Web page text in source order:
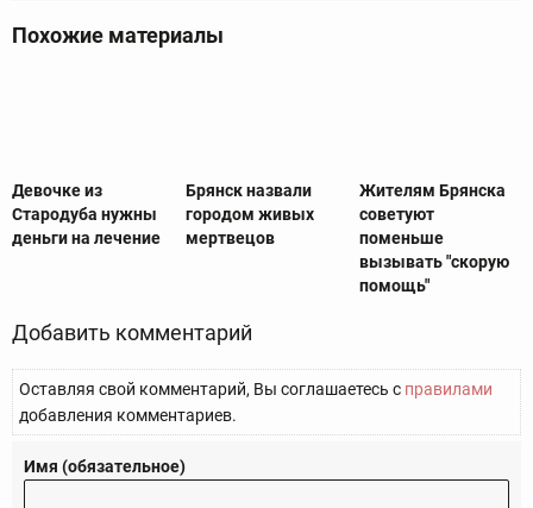
Похожие материалы
Девочке из
Стародуба нужны
деньги на лечение
Брянск назвали
городом живых
мертвецов
Жителям Брянска
советуют
поменьше
вызывать "скорую
помощь"
Добавить комментарий
Оставляя свой комментарий, Вы соглашаетесь с правилами
добавления комментариев.
Имя (обязательное)